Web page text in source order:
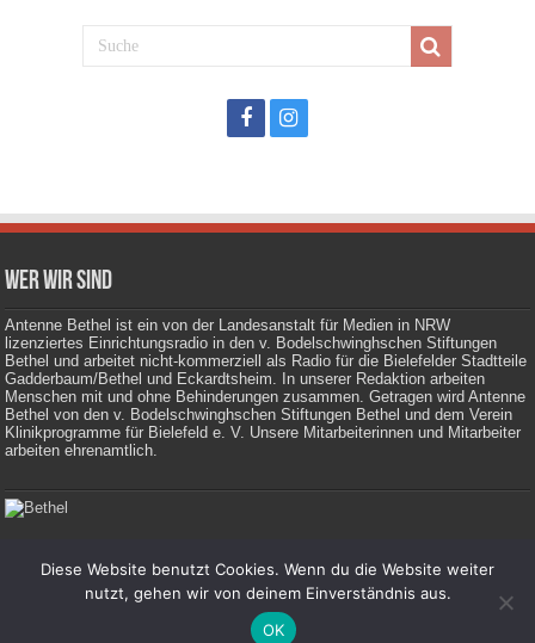
Wer wir sind
Antenne Bethel ist ein von der Landesanstalt für Medien in NRW
lizenziertes Einrichtungsradio in den v. Bodelschwinghschen Stiftungen
Bethel und arbeitet nicht-kommerziell als Radio für die Bielefelder Stadtteile
Gadderbaum/Bethel und Eckardtsheim. In unserer Redaktion arbeiten
Menschen mit und ohne Behinderungen zusammen. Getragen wird Antenne
Bethel von den v. Bodelschwinghschen Stiftungen Bethel und dem Verein
Klinikprogramme für Bielefeld e. V. Unsere Mitarbeiterinnen und Mitarbeiter
arbeiten ehrenamtlich.
Impressum|Datenschutz
© Copyright 2026, Antenne Bethel
Diese Website benutzt Cookies. Wenn du die Website weiter
nutzt, gehen wir von deinem Einverständnis aus.
OK